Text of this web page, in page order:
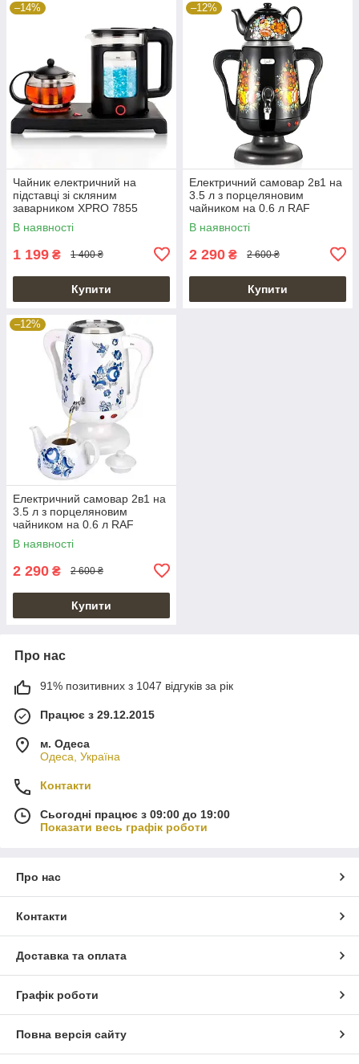
–14%
Чайник електричний на
підставці зі скляним
заварником XPRO 7855
В наявності
1 199 ₴ 1 400 ₴
Купити
–12%
Електричний самовар 2в1 на
3.5 л з порцеляновим
чайником на 0.6 л RAF
R.7118B
В наявності
2 290 ₴ 2 600 ₴
Купити
–12%
Електричний самовар 2в1 на
3.5 л з порцеляновим
чайником на 0.6 л RAF
R.7118W
В наявності
2 290 ₴ 2 600 ₴
Купити
Про нас
91% позитивних з 1047 відгуків за рік
Працює з 29.12.2015
м. Одеса
Одеса, Україна
Контакти
Сьогодні працює з 09:00 до 19:00
Показати весь графік роботи
Про нас
Контакти
Доставка та оплата
Графік роботи
Повна версія сайту